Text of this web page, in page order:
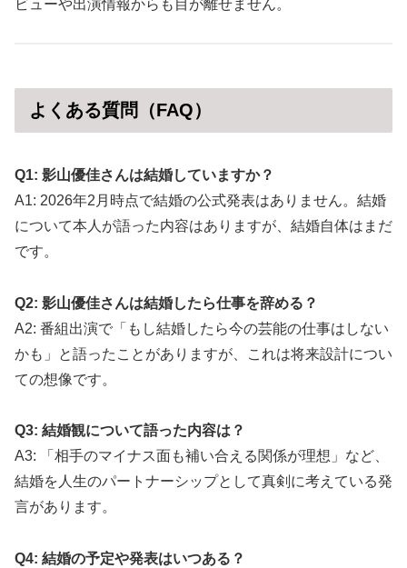
ビューや出演情報からも目が離せません。
よくある質問（FAQ）
Q1: 影山優佳さんは結婚していますか？
A1: 2026年2月時点で結婚の公式発表はありません。結婚
について本人が語った内容はありますが、結婚自体はまだ
です。
Q2: 影山優佳さんは結婚したら仕事を辞める？
A2: 番組出演で「もし結婚したら今の芸能の仕事はしない
かも」と語ったことがありますが、これは将来設計につい
ての想像です。
Q3: 結婚観について語った内容は？
A3: 「相手のマイナス面も補い合える関係が理想」など、
結婚を人生のパートナーシップとして真剣に考えている発
言があります。
Q4: 結婚の予定や発表はいつある？